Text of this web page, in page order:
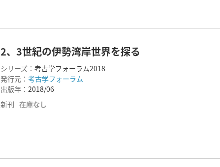
2、3世紀の伊勢湾岸世界を探る
シリーズ： 考古学フォーラム2018
発行元： 考古学フォーラム
出版年： 2018/06
新刊 在庫なし